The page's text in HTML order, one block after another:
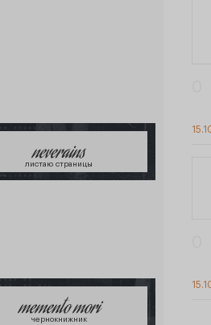
neverains
листаю страницы
memento mori
чернокнижник